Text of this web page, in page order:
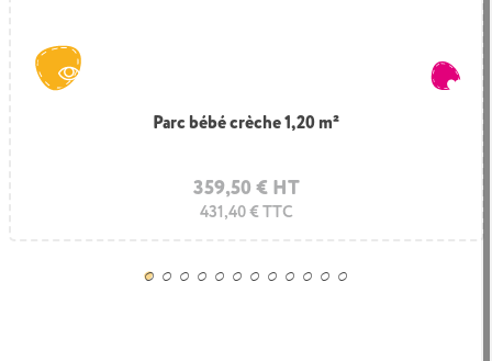
Parc bébé crèche 1,20 m²
359,50 € HT
431,40 € TTC